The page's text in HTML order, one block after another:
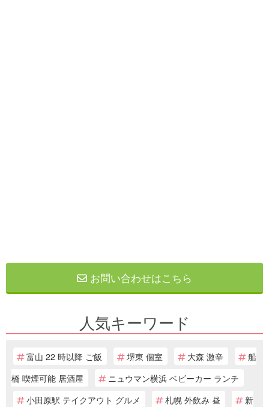
お問い合わせはこちら
人気キーワード
富山 22 時以降 ご飯 堺東 個室 大森 激辛
船
橋 喫煙可能 居酒屋
ニュウマン横浜 ベビーカー ランチ
小田原駅 テイクアウト グルメ
札幌 外飲み 昼
新